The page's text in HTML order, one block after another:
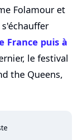
Folamour et
France puis à
le festival
the Queens,